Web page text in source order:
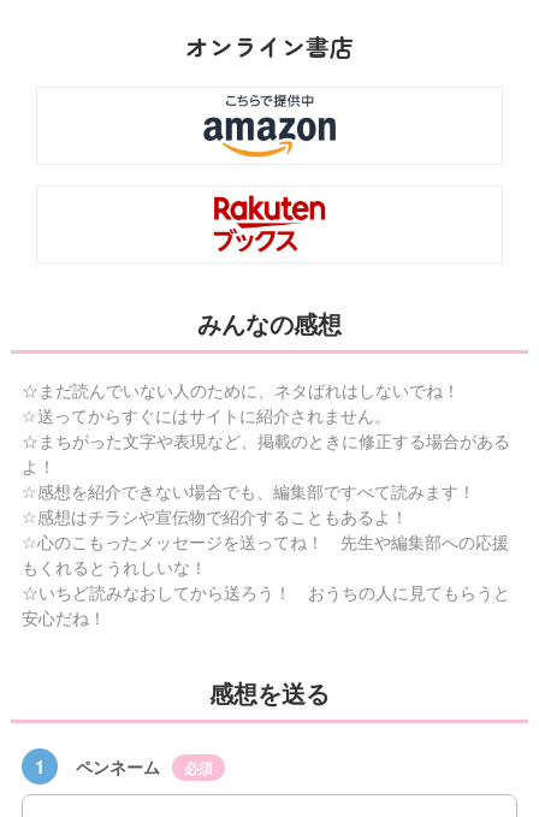
オンライン書店
みんなの感想
☆まだ読んでいない人のために、ネタばれはしないでね！
☆送ってからすぐにはサイトに紹介されません。
☆まちがった文字や表現など、掲載のときに修正する場合がある
よ！
☆感想を紹介できない場合でも、編集部ですべて読みます！
☆感想はチラシや宣伝物で紹介することもあるよ！
☆心のこもったメッセージを送ってね！ 先生や編集部への応援
もくれるとうれしいな！
☆いちど読みなおしてから送ろう！ おうちの人に見てもらうと
安心だね！
感想を送る
1 ペンネーム 必須